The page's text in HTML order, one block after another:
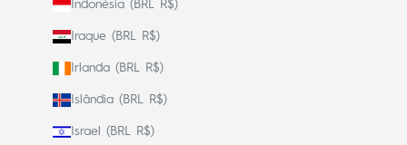
Indonésia (BRL R$)
Iraque (BRL R$)
Irlanda (BRL R$)
Islândia (BRL R$)
Israel (BRL R$)